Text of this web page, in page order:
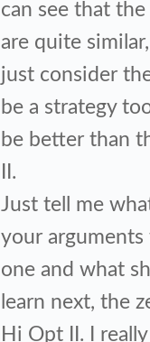
can see that the
are quite similar,
just consider
be a strategy
be better than
II.
Just tell me
your arguments
one and what
learn next, the
Hi Opt II. I really